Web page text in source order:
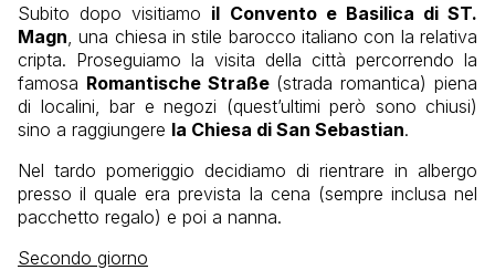
Subito dopo visitiamo il Convento e Basilica di ST.
Magn , una chiesa in stile barocco italiano con la relativa
cripta. Proseguiamo la visita della città percorrendo la
famosa Romantische Straße(strada romantica) piena
di localini, bar e negozi (quest’ultimi però sono chiusi)
sino a raggiungere la Chiesa di San Sebastian.
Nel tardo pomeriggio decidiamo di rientrare in albergo
presso il quale era prevista la cena (sempre inclusa nel
pacchetto regalo) e poi a nanna.
Secondo giorno